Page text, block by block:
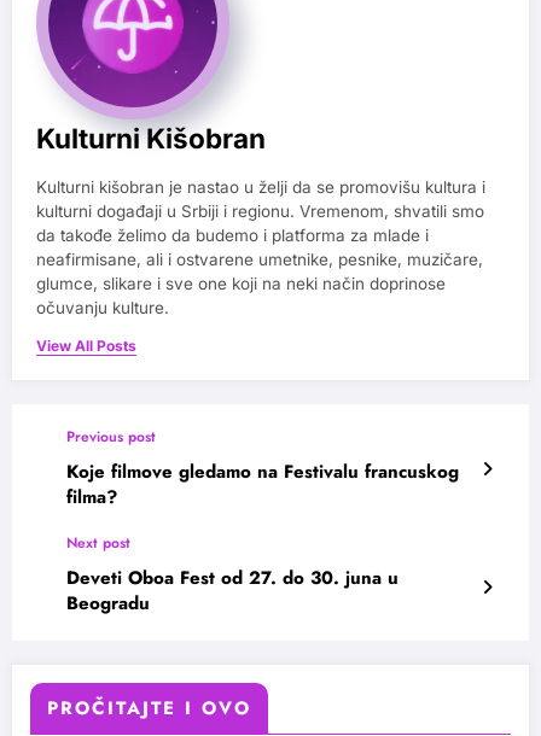
Kulturni Kišobran
Kulturni kišobran je nastao u želji da se promovišu kultura i
kulturni događaji u Srbiji i regionu. Vremenom, shvatili smo
da takođe želimo da budemo i platforma za mlade i
neafirmisane, ali i ostvarene umetnike, pesnike, muzičare,
glumce, slikare i sve one koji na neki način doprinose
očuvanju kulture.
View All Posts
Previous post
Koje filmove gledamo na Festivalu francuskog
filma?
Next post
Deveti Oboa Fest od 27. do 30. juna u
Beogradu
PROČITAJTE I OVO